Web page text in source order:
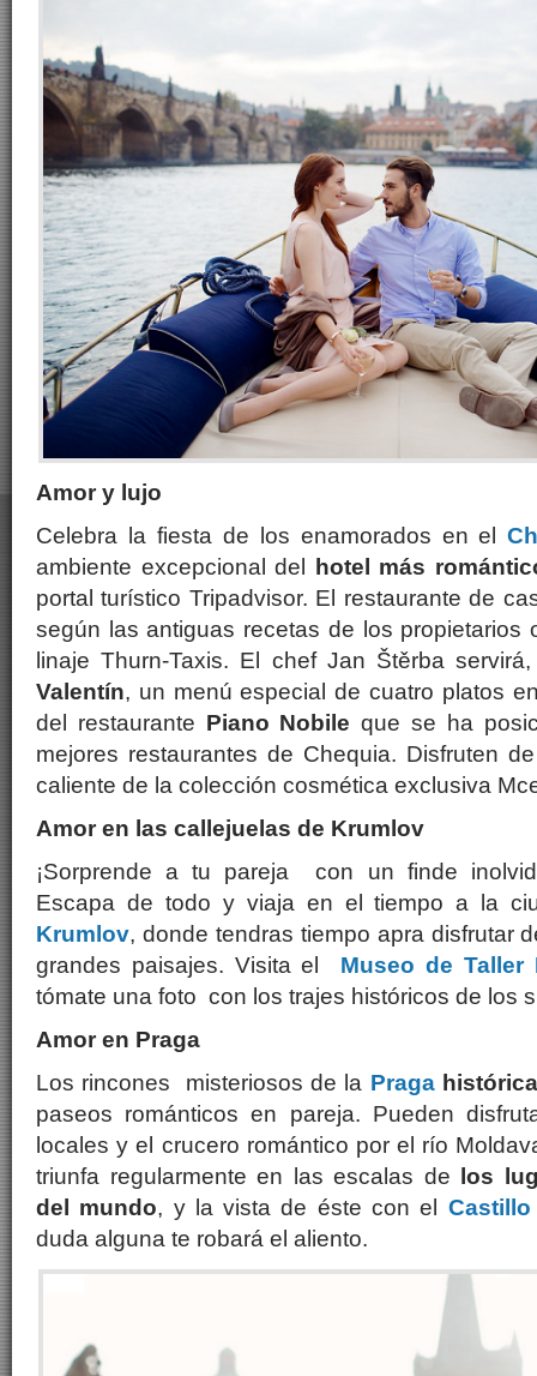
Amor y lujo
Celebra la fiesta de los enamorados en el
ambiente excepcional del
hotel más
portal turístico Tripadvisor. El restaurante de
según las antiguas recetas de los propietarios
linaje Thurn-Taxis. El chef Jan Štěrba
Valentín, un menú especial de cuatro platos
del restaurante Piano Nobile que se ha
mejores restaurantes de Chequia. Disfruten
caliente de la colección cosmética exclusiva
Amor en las callejuelas de Krumlov
¡Sorprende a tu pareja con un finde
Escapa de todo y viaja en el tiempo a la
Krumlov, donde tendras tiempo apra disfrutar
grandes paisajes. Visita el Museo de Taller
tómate una foto con los trajes históricos de los
Amor en Praga
Los rincones misteriosos de la Praga histórica
paseos románticos en pareja. Pueden
locales y el crucero romántico por el río
triunfa regularmente en las escalas de
los
del mundo, y la vista de éste con el
duda alguna te robará el aliento.